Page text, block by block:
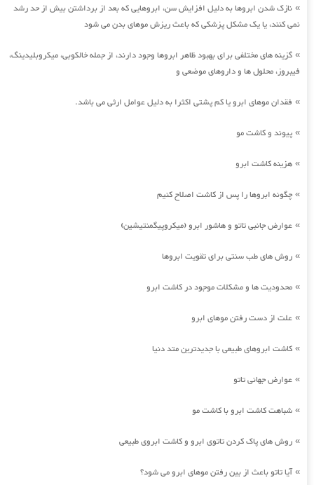
» نازک شدن ابروها به دلیل افزایش سن، ابروهایی که بعد از برداشتن بیش از حد رشد
نمی کنند، یا یک مشکل پزشکی که باعث ریزش موهای بدن می شود
» گزینه های مختلفی برای بهبود ظاهر ابروها وجود دارند، از جمله خالکوبی، میکروبلیدینگ،
فیبروز، محلول ها و داروهای موضعی و
» فقدان موهای ابرو یا کم پشتی اکثرا به دلیل عوامل ارثی می باشد.
» پیوند و کاشت مو
» هزینه کاشت ابرو
» چگونه ابروها را پس از کاشت اصلاح کنیم
» عوارض جانبی تاتو و هاشور ابرو (میکروپیگمنتیشین)
» روش های طب سنتی برای تقویت ابروها
» محدودیت ها و مشکلات موجود در کاشت ابرو
» علت از دست رفتن موهای ابرو
» کاشت ابروهای طبیعی با جدیدترین متد دنیا
» عوارض جهانی تاتو
» شباهت کاشت ابرو با کاشت مو
» روش های پاک کردن تاتوی ابرو و کاشت ابروی طبیعی
»آیا تاتو باعث از بین رفتن موهای ابرو می شود؟